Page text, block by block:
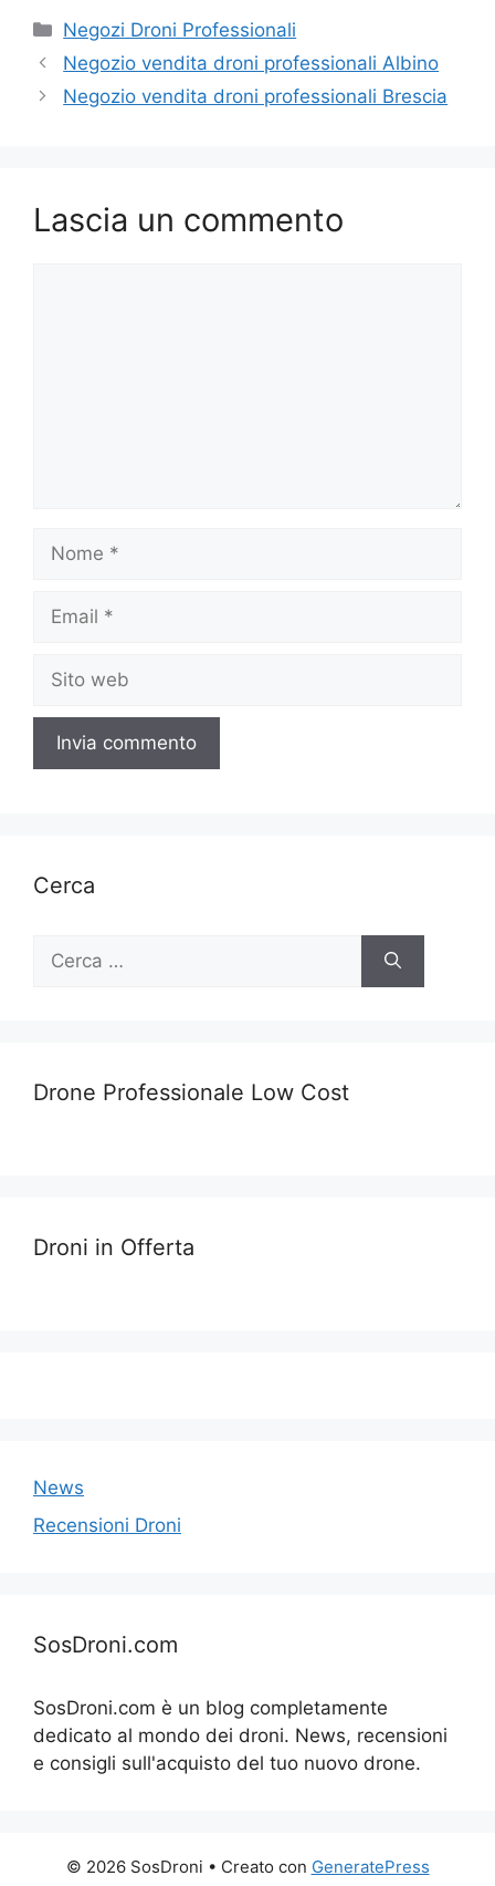
Categorie
Negozi Droni Professionali
Negozio vendita droni professionali Albino
Negozio vendita droni professionali Brescia
Lascia un commento
Nome
Email
Sito
web
Cerca
Ricerca
Drone Professionale Low Cost
Droni in Offerta
News
Recensioni Droni
SosDroni.com
SosDroni.com è un blog completamente
dedicato al mondo dei droni. News, recensioni
e consigli sull'acquisto del tuo nuovo drone.
© 2026 SosDroni • Creato con GeneratePress